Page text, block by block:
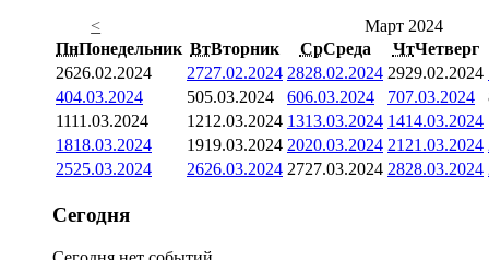
<
Март 2024
ПнПонедельник ВтВторник СрСреда ЧтЧетверг
2626.02.2024 2727.02.2024 2828.02.2024 2929.02.2024
404.03.2024 505.03.2024 606.03.2024 707.03.2024
1111.03.2024 1212.03.2024 1313.03.2024 1414.03.2024
1818.03.2024 1919.03.2024 2020.03.2024 21 21.03.2024
2525.03.2024 2626.03.2024 2727.03.2024 2828.03.2024
Сегодня